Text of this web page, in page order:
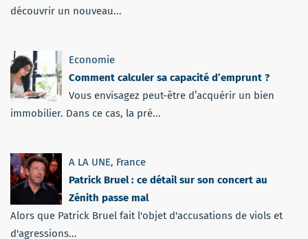
découvrir un nouveau...
Economie
Comment calculer sa capacité d’emprunt ?
Vous envisagez peut-être d’acquérir un bien
immobilier. Dans ce cas, la pré...
A LA UNE, France
Patrick Bruel : ce détail sur son concert au
Zénith passe mal
Alors que Patrick Bruel fait l'objet d'accusations de viols et
d'agressions...